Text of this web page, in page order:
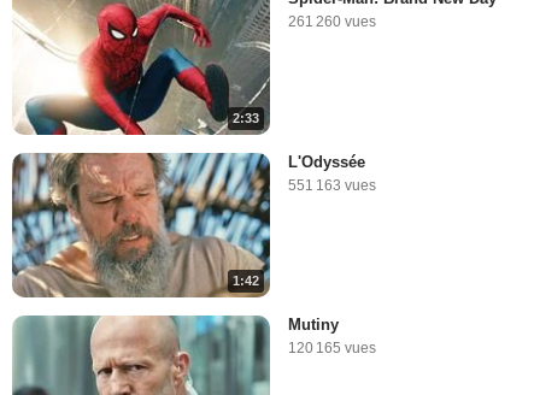
2:33
261 260 vues
1:42
L'Odyssée
551 163 vues
Mutiny
120 165 vues